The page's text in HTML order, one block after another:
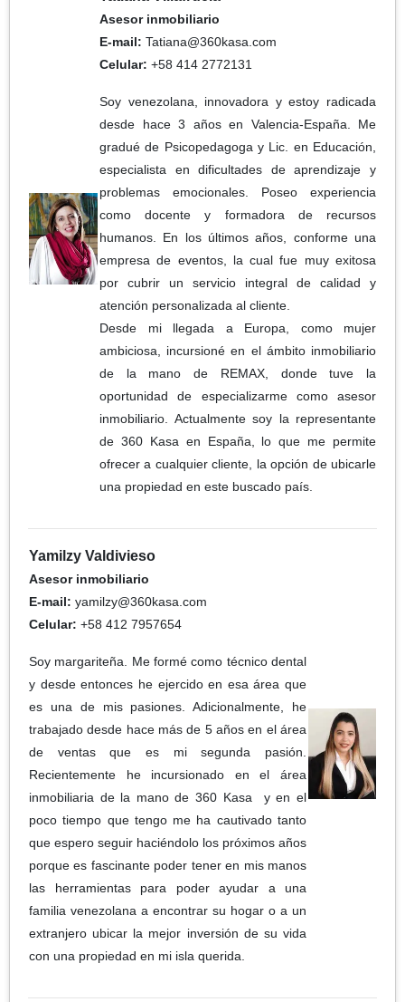
Asesor inmobiliario
E-mail: Tatiana@360kasa.com
Celular: +58 414 2772131
Soy venezolana, innovadora y estoy radicada
desde hace 3 años en Valencia-España. Me
gradué de Psicopedagoga y Lic. en Educación,
especialista en dificultades de aprendizaje y
problemas emocionales. Poseo experiencia
como docente y formadora de recursos
humanos. En los últimos años, conforme una
empresa de eventos, la cual fue muy exitosa
por cubrir un servicio integral de calidad y
atención personalizada al cliente.
Desde mi llegada a Europa, como mujer
ambiciosa, incursioné en el ámbito inmobiliario
de la mano de REMAX, donde tuve la
oportunidad de especializarme como asesor
inmobiliario. Actualmente soy la representante
de 360 Kasa en España, lo que me permite
ofrecer a cualquier cliente, la opción de ubicarle
una propiedad en este buscado país.
Yamilzy Valdivieso
Asesor inmobiliario
E-mail: yamilzy@360kasa.com
Celular: +58 412 7957654
Soy margariteña. Me formé como técnico dental
y desde entonces he ejercido en esa área que
es una de mis pasiones. Adicionalmente, he
trabajado desde hace más de 5 años en el área
de ventas que es mi segunda pasión.
Recientemente he incursionado en el área
inmobiliaria de la mano de 360 Kasa y en el
poco tiempo que tengo me ha cautivado tanto
que espero seguir haciéndolo los próximos años
porque es fascinante poder tener en mis manos
las herramientas para poder ayudar a una
familia venezolana a encontrar su hogar o a un
extranjero ubicar la mejor inversión de su vida
con una propiedad en mi isla querida.